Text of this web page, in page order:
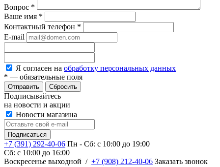
Вопрос *
Ваше имя *
Контактный телефон *
E-mail
Я согласен на обработку персональных данных
* — обязательные поля
Сбросить
Подписывайтесь
на новости и акции
Новости магазина
+7 (391) 292-40-06 Пн - Сб: c 10:00 до 19:00
Сб: c 10:00 до 16:00
​Воскресенье выходной / +7 (908) 212-40-06 Заказать звонок